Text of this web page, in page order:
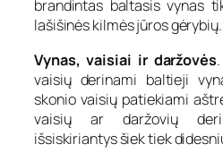
brandintas baltasis vynas
lašišinės kilmės jūros gėrybių.
Vynas, vaisiai ir daržovės
vaisių derinami baltieji
skonio vaisių patiekiami
vaisių ar daržovių
išsiskiriantys šiek tiek